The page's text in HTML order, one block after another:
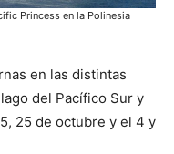
Princess en la Polinesia
en las distintas
del Pacífico Sur y
25 de octubre y el 4 y